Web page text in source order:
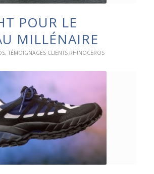
POUR LE
MILLÉNAIRE
, TÉMOIGNAGES CLIENTS RHINOCEROS